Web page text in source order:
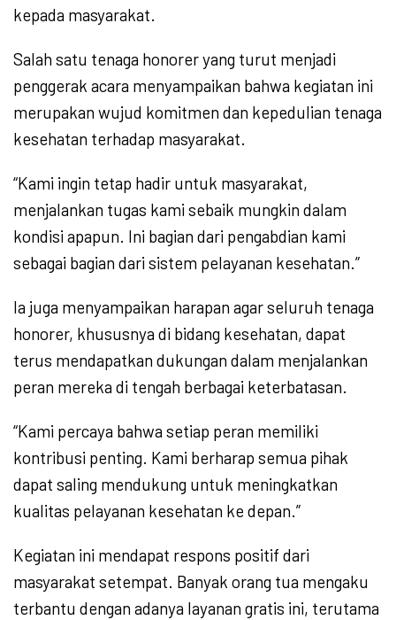
kepada masyarakat.
Salah satu tenaga honorer yang turut menjadi
penggerak acara menyampaikan bahwa kegiatan ini
merupakan wujud komitmen dan kepedulian tenaga
kesehatan terhadap masyarakat.
“Kami ingin tetap hadir untuk masyarakat,
menjalankan tugas kami sebaik mungkin dalam
kondisi apapun. Ini bagian dari pengabdian kami
sebagai bagian dari sistem pelayanan kesehatan.”
Ia juga menyampaikan harapan agar seluruh tenaga
honorer, khususnya di bidang kesehatan, dapat
terus mendapatkan dukungan dalam menjalankan
peran mereka di tengah berbagai keterbatasan.
“Kami percaya bahwa setiap peran memiliki
kontribusi penting. Kami berharap semua pihak
dapat saling mendukung untuk meningkatkan
kualitas pelayanan kesehatan ke depan.”
Kegiatan ini mendapat respons positif dari
masyarakat setempat. Banyak orang tua mengaku
terbantu dengan adanya layanan gratis ini, terutama